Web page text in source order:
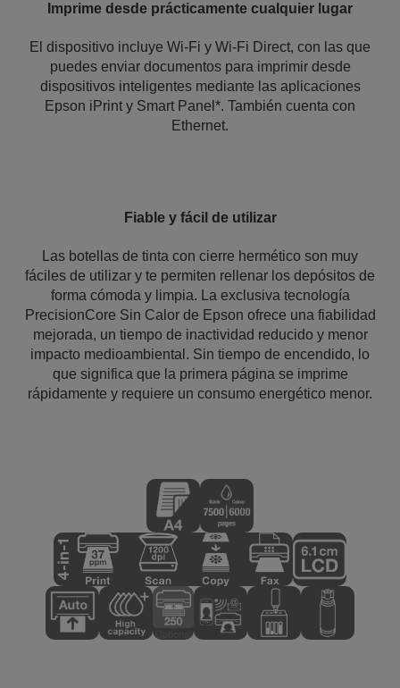
Imprime desde prácticamente cualquier lugar
El dispositivo incluye Wi-Fi y Wi-Fi Direct, con las que
puedes enviar documentos para imprimir desde
dispositivos inteligentes mediante las aplicaciones
Epson iPrint y Smart Panel*. También cuenta con
Ethernet.
Fiable y fácil de utilizar
Las botellas de tinta con cierre hermético son muy
fáciles de utilizar y te permiten rellenar los depósitos de
forma cómoda y limpia. La exclusiva tecnología
PrecisionCore Sin Calor de Epson ofrece una fiabilidad
mejorada, un tiempo de inactividad reducido y menor
impacto medioambiental. Sin tiempo de encendido, lo
que significa que la primera página se imprime
rápidamente y requiere un consumo energético menor.